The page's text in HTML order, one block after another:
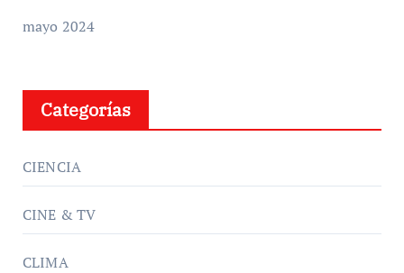
mayo 2024
Categorías
CIENCIA
CINE & TV
CLIMA